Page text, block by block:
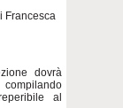
Francesca
dovrà
al